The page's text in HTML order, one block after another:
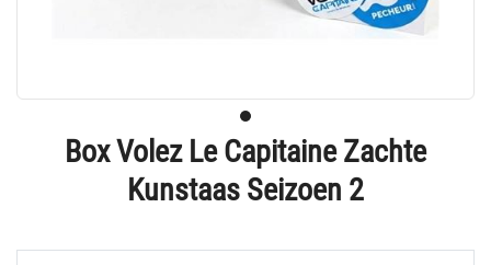
Box Volez Le Capitaine Zachte
Kunstaas Seizoen 2